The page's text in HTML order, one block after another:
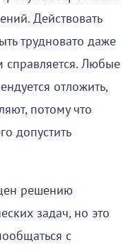
Действовать
трудновато даже
справляется. Любые
отложить,
потому что
допустить
решению
задач, но это
с